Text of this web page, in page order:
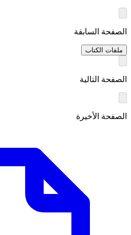
الصفحة السابقة
ملفات الكتاب
الصفحة التالية
الصفحة الأخيرة